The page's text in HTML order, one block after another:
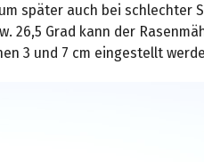
später auch bei schlechter
26,5 Grad kann der
3 und 7 cm eingestellt